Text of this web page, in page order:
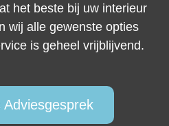
het beste bij uw interieur
wij alle gewenste opties
is geheel vrijblijvend.
Adviesgesprek